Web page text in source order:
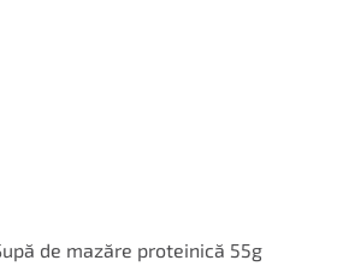
de mazăre proteinică 55g